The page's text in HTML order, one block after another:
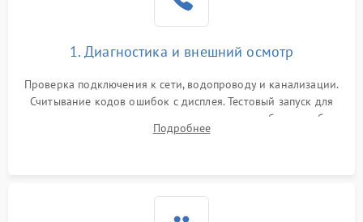
1. Диагностика и внешний осмотр
Проверка подключения к сети, водопроводу и канализации.
Считывание кодов ошибок с дисплея. Тестовый запуск для
выявления посторонних шумов, протечек или сбоев в работе
электронного модуля управления.
Подробнее